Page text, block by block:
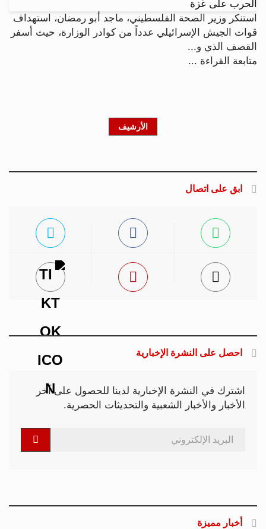
استنكر وزير الصحة الفلسطيني، ماجد أبو رمضان، استهداف
قوات الجيش الإسرائيلي عدداً من كوادر الوزارة، حيث أسفر
القصف الذي و...
متابعة القراءة ...
الأرشيف
ابق على اتصال
احصل على النشرة الإخبارية
اشترك في النشرة الإخبارية لدينا للحصول على آخر
الأخبار والأخبار الشعبية والتحديثات الحصرية.
أخبار مميزة